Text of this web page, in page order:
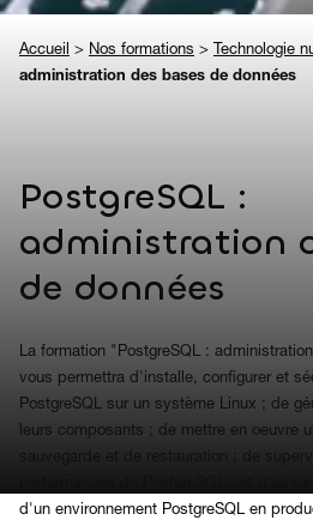
Accueil > Nos formations > Technologie
administration des bases de données
PostgreSQL :
administration
de données
La formation "PostgreSQL :
vous permettra d'installe, configurer et
PostgreSQL sur un système Linux ; de
leurs composants ; de mettre en oeuvre
d'un environnement PostgreSQL en